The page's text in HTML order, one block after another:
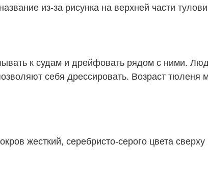
из-за рисунка на верхней части
к судам и дрейфовать рядом с ними.
себя дрессировать. Возраст тюленя
жесткий, серебристо-серого цвета